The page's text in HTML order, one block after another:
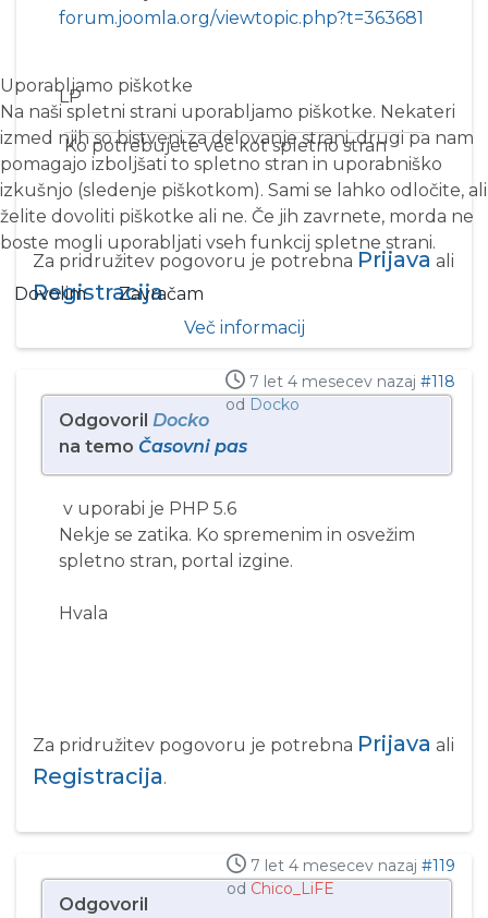
forum.joomla.org/viewtopic.php?t=363681
LP
Ko potrebujete več kot spletno stran
Za pridružitev pogovoru je potrebna Prijava ali
Registracija.
7 let 4 mesecev nazaj #118
od Docko
Odgovoril Docko
na temo Časovni pas
v uporabi je PHP 5.6
Nekje se zatika. Ko spremenim in osvežim
spletno stran, portal izgine.
Hvala
Za pridružitev pogovoru je potrebna Prijava ali
Registracija.
7 let 4 mesecev nazaj #119
od Chico_LiFE
Odgovoril
Uporabljamo piškotke
Na naši spletni strani uporabljamo piškotke. Nekateri
izmed njih so bistveni za delovanje strani, drugi pa nam
pomagajo izboljšati to spletno stran in uporabniško
izkušnjo (sledenje piškotkom). Sami se lahko odločite, ali
želite dovoliti piškotke ali ne. Če jih zavrnete, morda ne
boste mogli uporabljati vseh funkcij spletne strani.
Dovolim
Zavračam
Več informacij